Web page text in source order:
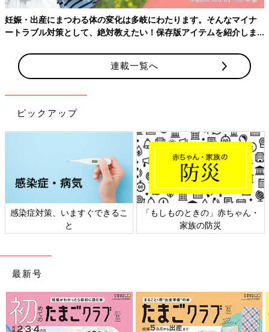
くようになりました。毎日少しずつでしたが、絵を描くことで癒
やされたり、リフレッシュすることができました。
ト３
「オニオンフリスビー」の手描きレシピ。
妊娠・出産にまつわる体の変化は多岐にわたります。そんなマイナ
ートラブル対策として、絶対教えたい！保存版アイテムを紹介しま
連載一覧へ
ピックアップ
感染症対策、いますぐできるこ
と
「もしものときの」赤ちゃん・
家族の防災
最新号